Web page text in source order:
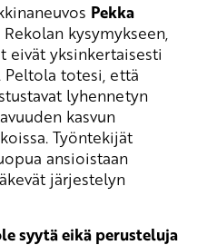
Pekka
Rekolan kysymykseen,
eivät yksinkertaisesti
Peltola totesi, että
lyhennetyn
kasvun
Työntekijät
ansioistaan
järjestelyn
syytä eikä perusteluja